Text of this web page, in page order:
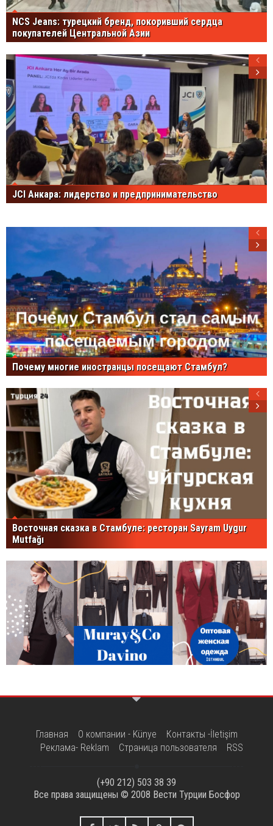
NCS Jeans: турецкий бренд, покоривший сердца
покупателей Центральной Азии
JCI Анкара: лидерство и предпринимательство
Почему многие иностранцы посещают Стамбул?
Восточная сказка в Стамбуле: ресторан Sayram Uygur
Mutfağı
Главная О компании - Künye
Контакты -İletişim
Реклама- Reklam
Страница пользователя RSS
(+90 212) 503 38 39
Все права защищены © 2008 Вести Турции Босфор